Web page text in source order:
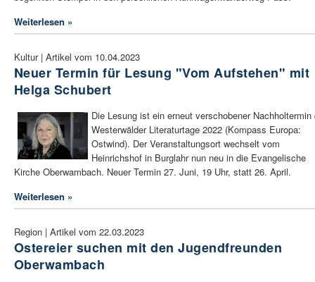
Weiterlesen »
Kultur | Artikel vom 10.04.2023
Neuer Termin für Lesung "Vom Aufstehen" mit
Helga Schubert
Die Lesung ist ein erneut verschobener Nachholtermin
Westerwälder Literaturtage 2022 (Kompass Europa:
Ostwind). Der Veranstaltungsort wechselt vom
Heinrichshof in Burglahr nun neu in die Evangelische
Kirche Oberwambach. Neuer Termin 27. Juni, 19 Uhr, statt 26. April.
Weiterlesen »
Region | Artikel vom 22.03.2023
Ostereier suchen mit den Jugendfreunden
Oberwambach